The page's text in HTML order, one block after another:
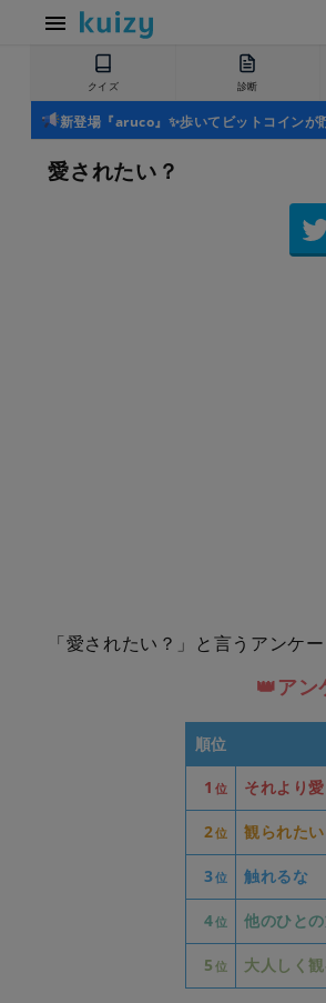
クイズ 診断
新登場『aruco』✨歩いてビットコインが
愛されたい？
「愛されたい？」と言うアンケ
👑アン
順位
1 位 それより
2位 観られたい
3位 触れるな
4位 他のひと
5 位 大人しく